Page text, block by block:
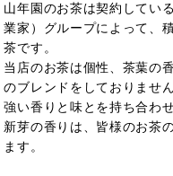
山年園のお茶は契約してい
業家）グループによって、
茶です。
当店のお茶は個性、茶葉の
のブレンドをしておりませ
強い香りと味とを持ち合わ
新芽の香りは、皆様のお茶
ます。